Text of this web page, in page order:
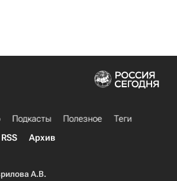
Подкасты Полезное
Теги
RSS Архив
А.В.